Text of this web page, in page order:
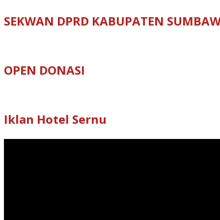
SEKWAN DPRD KABUPATEN
OPEN DONASI
Iklan Hotel Sernu